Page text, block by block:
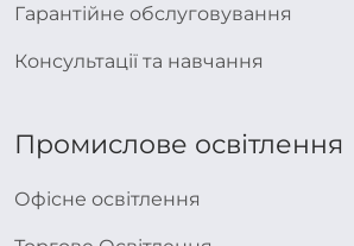
Гарантійне обслуговування
Консультації та навчання
Промислове освітлення
Офісне освітлення